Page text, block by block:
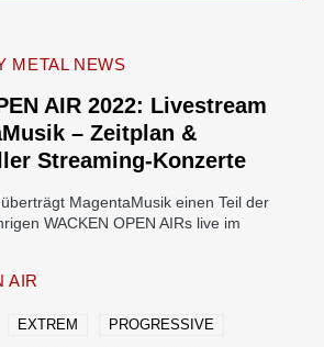
METAL NEWS
AIR 2022: Livestream
– Zeitplan &
Streaming-Konzerte
MagentaMusik einen Teil der
WACKEN OPEN AIRs live im
AIR
EXTREM
PROGRESSIVE